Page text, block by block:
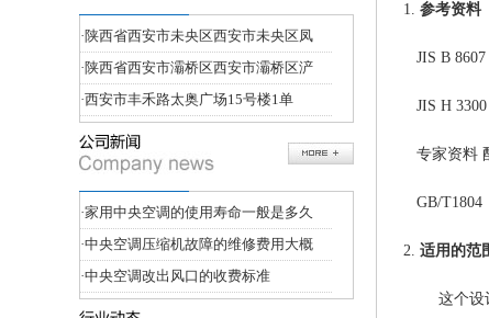
·陕西省西安市未央区西安市未央区凤
·陕西省西安市灞桥区西安市灞桥区浐
·西安市丰禾路太奥广场15号楼1单
·家用中央空调的使用寿命一般是多久
·中央空调压缩机故障的维修费用大概
·中央空调改出风口的收费标准
1. 参考资料
JIS B
JIS H
专家资料
GB/T1804
2. 适用的范
这个设